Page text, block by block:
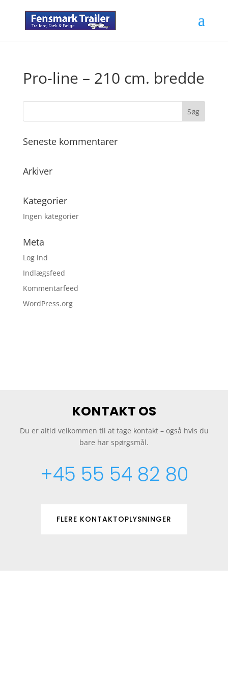
Pro-line – 210 cm. bredde
Seneste kommentarer
Arkiver
Kategorier
Ingen kategorier
Meta
Log ind
Indlægsfeed
Kommentarfeed
WordPress.org
KONTAKT OS
Du er altid velkommen til at tage kontakt – også hvis du
bare har spørgsmål.
+45 55 54 82 80
FLERE KONTAKTOPLYSNINGER